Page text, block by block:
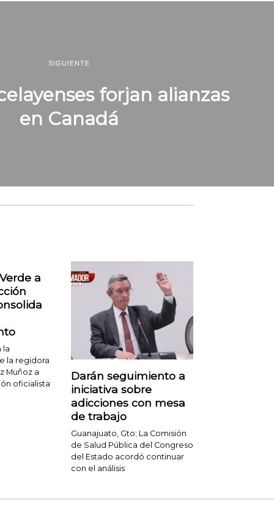
SIGUIENTE
forjan alianzas
en Canadá
a
la
la regidora
Muñoz a
oficialista
Darán seguimiento a
iniciativa sobre
adicciones con mesa
de trabajo
Guanajuato, Gto; La Comisión
de Salud Pública del Congreso
del Estado acordó continuar
con el análisis